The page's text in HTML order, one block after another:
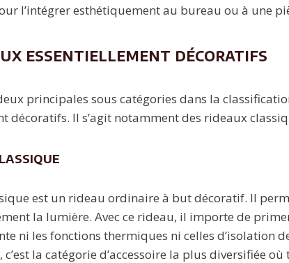
l’intégrer esthétiquement au bureau ou à une
essentiellement décoratifs
principales sous catégories dans la
décoratifs. Il s’agit notamment des rideaux
est un rideau ordinaire à but décoratif. Il
la lumière. Avec ce rideau, il importe de
ni les fonctions thermiques ni celles d’isolation
la catégorie d’accessoire la plus diversifiée